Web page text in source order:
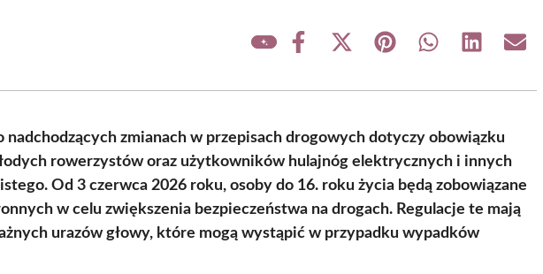
Share
Share
(Twitter)
Share Share Share Share
zmianach w przepisach drogowych dotyczy obowiązku
rowerzystów oraz użytkowników hulajnóg elektrycznych i innych
Od 3 czerwca 2026 roku, osoby do 16. roku życia będą zobowiązane
w celu zwiększenia bezpieczeństwa na drogach. Regulacje te mają
urazów głowy, które mogą wystąpić w przypadku wypadków